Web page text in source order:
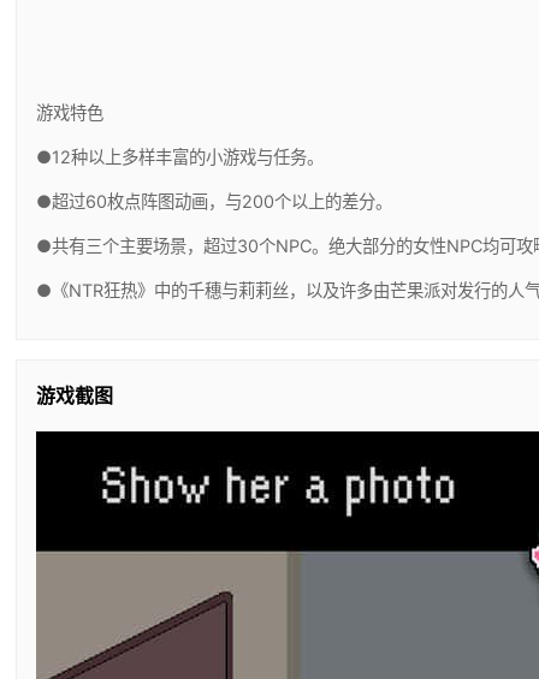
游戏特色
●12种以上多样丰富的小游戏与任务。
●超过60枚点阵图动画，与200个以上的差分。
●共有三个主要场景，超过30个NPC。绝大部分的女性NPC均可攻
●《NTR狂热》中的千穗与莉莉丝，以及许多由芒果派对发行的人
游戏截图